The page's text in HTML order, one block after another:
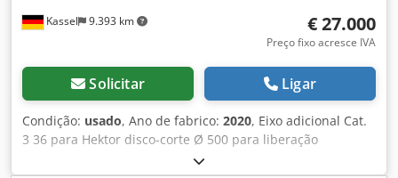
Kassel 9.393 km € 27.000
Preço fixo acresce IVA
Solicitar Ligar
Condição: usado, Ano de fabrico: 2020, Eixo adicional Cat.
3 36 para Hektor disco-corte Ø 500 para liberação
hidráulica de pedras / pré-cortador pesado G1 ajustável